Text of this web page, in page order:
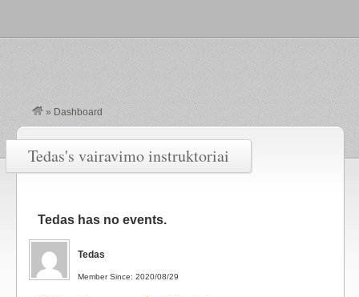
» Dashboard
Tedas's vairavimo instruktoriai
Tedas has no events.
Tedas
Member Since: 2020/08/29